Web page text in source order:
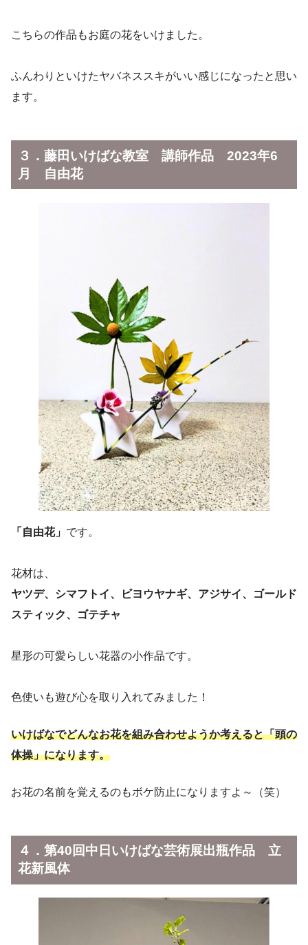
こちらの作品もお庭の花をいけました。
ふんわりといけたヤバネススキがいい感じになったと思い
ます。
３．藤田いけばな教室 講師作品 2023年6
月 自由花
「自由花」 です。
花材は、
ヤツデ、シマフトイ、ビヨウヤナギ、アジサイ、ゴールド
スティック、ゴテチャ
星形の可愛らしい花器の小作品です。
色使いも遊び心を取り入れてみました！
いけばなでどんなお花を組み合わせようか考えると「頭の
体操」になります。
お花の名前を覚えるのもボケ防止になりますよ～（笑）
４．第40回中日いけばな芸術展出瓶作品 立
花新風体